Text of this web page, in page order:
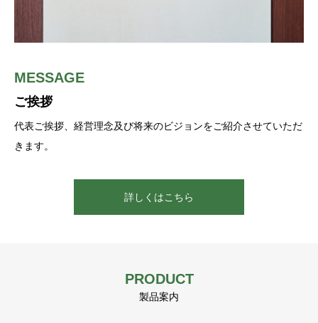
MESSAGE
ご挨拶
代表ご挨拶、経営理念及び将来のビジョンをご紹介させていただ
きます。
詳しくはこちら
COMPANY
沿革・会社概要
創業から現在までの実績や会社情報をご紹介させていただきま
す。
詳しくはこちら
GLOBAL
ACTネットワーク・拠点紹介
国内外の拠点及びグループネットワークをご紹介させていただき
ます。
詳しくはこちら
PRODUCT
製品案内